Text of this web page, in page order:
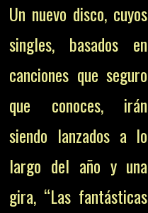
Un nuevo disco, cuyos
singles, basados en
canciones que seguro
que conoces, irán
siendo lanzados a lo
largo del año y una
gira, “Las fantásticas